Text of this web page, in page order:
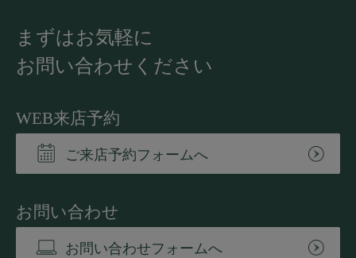
まずはお気軽に
お問い合わせください
WEB来店予約
ご来店予約フォームへ
お問い合わせ
お問い合わせフォームへ